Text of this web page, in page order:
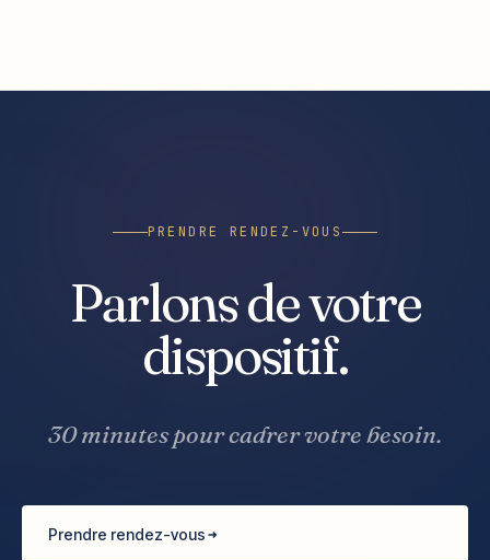
PRENDRE RENDEZ-VOUS
Parlons de votre
dispositif.
30 minutes pour cadrer votre besoin.
Prendre rendez-vous